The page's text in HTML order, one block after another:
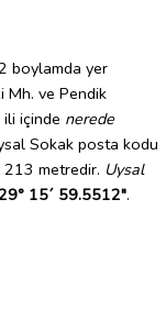
boylamda yer
Mh. ve Pendik
içinde nerede
Sokak posta kodu
213 metredir. Uysal
15´ 59.5512".